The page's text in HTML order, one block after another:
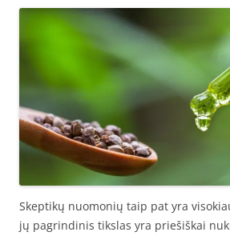
Skeptikų nuomonių taip pat yra
jų pagrindinis tikslas yra priešiškai